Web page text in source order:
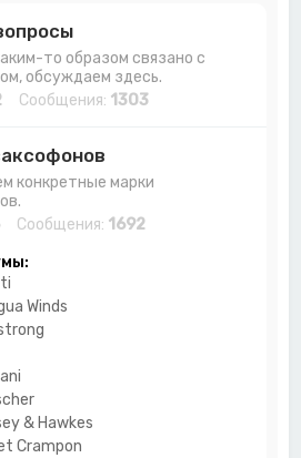
то образом связано с
обсуждаем здесь.
Сообщения: 1303
конкретные марки
Сообщения: 1692
Winds
& Hawkes
Crampon